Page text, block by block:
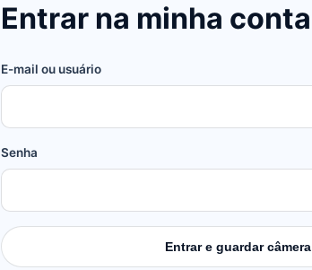
Entrar na minha conta
E-mail ou usuário
Senha
Entrar e guardar câmera